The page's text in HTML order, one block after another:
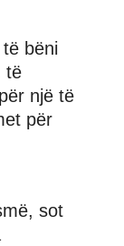
bëni
të
një të
për
sot